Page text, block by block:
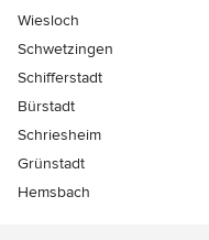
Wiesloch
Schwetzingen
Schifferstadt
Bürstadt
Schriesheim
Grünstadt
Hemsbach